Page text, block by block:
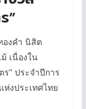
”
งคำ นิสิต
เนื่องใน
” ประจำปีการ
งประเทศไทย